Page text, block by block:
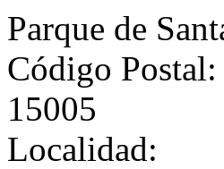
Parque de
Código Postal:
15005
Localidad: